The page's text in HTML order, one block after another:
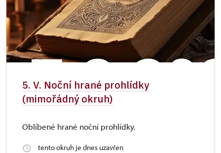
5. V. Noční hrané prohlídky
(mimořádný okruh)
Oblíbené hrané noční prohlídky.
tento okruh je dnes uzavřen